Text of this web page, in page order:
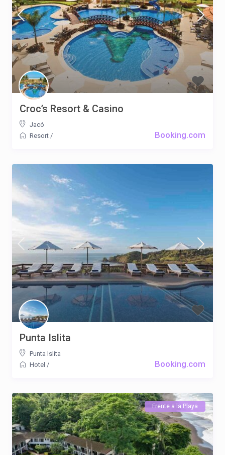
Booking.com
Croc’s Resort & Casino
Jacó
Resort /
Booking.com
Punta Islita
Punta Islita
Hotel /
Frente a la Playa